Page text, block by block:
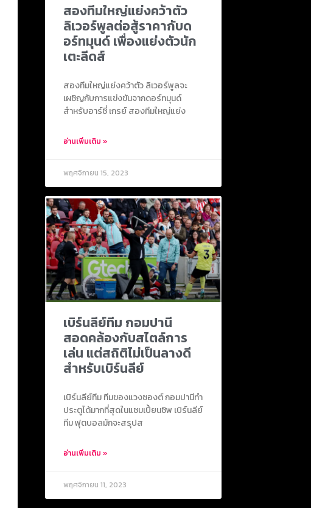
สองทีมใหญ่แย่งคว้าตัว
ลิเวอร์พูลต่อสู้ราคากับด
อร์ทมุนด์ เพื่องแย่งตัวนัก
เตะลีดส์
สองทีมใหญ่แย่งคว้าตัว ลิเวอร์พูลจะ
เผชิญกับการแข่งขันจากดอร์ทมุนด์
สำหรับอาร์ชี่ เกรย์ สองทีมใหญ่แย่ง
อ่านเพิ่มเติม »
พฤศจิกายน 15, 2023
เบิร์นลีย์ทีม กอมปานี
สอดคล้องกับสไตล์การ
เล่น แต่สถิติไม่เป็นลางดี
สำหรับเบิร์นลีย์
เบิร์นลีย์ทีม ทีมของแวงซองต์ กอมปานีทำ
ประตูได้มากที่สุดในแชมเปี้ยนชิพ เบิร์นลีย์
ทีม ฟุตบอลมักจะสรุปส
อ่านเพิ่มเติม »
พฤศจิกายน 11, 2023